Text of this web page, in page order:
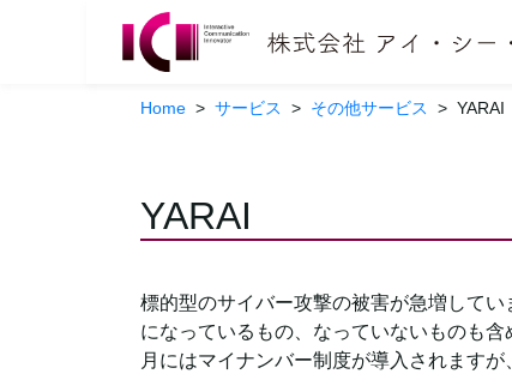
Home > サービス > その他サービス > YARAI
YARAI
標的型のサイバー攻撃の被害が急増して
になっているもの、なっていないものも
月にはマイナンバー制度が導入されます